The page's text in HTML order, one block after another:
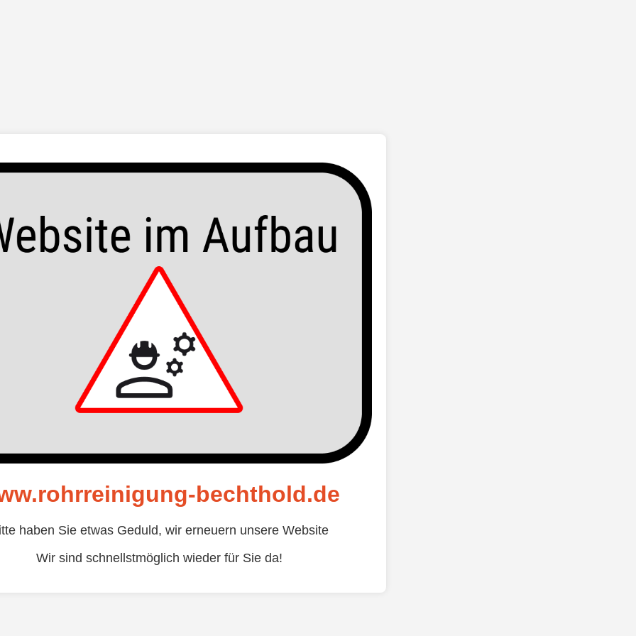
bechthold.de
haben Sie etwas Geduld, wir erneuern unsere Website
Wir sind schnellstmöglich wieder für Sie da!